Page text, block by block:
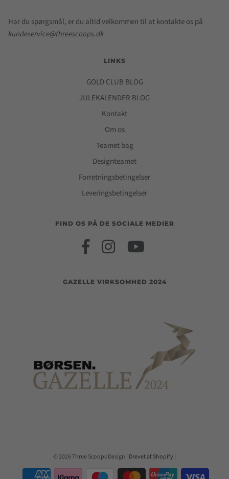
Har du spørgsmål, er du altid velkommen til at kontakte os på
kundeservice@threescoops.dk
LINKS
GOLD CLUB BLOG
JULEKALENDER BLOG
Kontakt
Om os
Teamet bag
Designteamet
Forretningsbetingelser
Leveringsbetingelser
FIND OS PÅ DE SOCIALE MEDIER
GAZELLE VIRKSOMHED 2024
© 2026 Three Scoops Design | Drevet af Shopify |